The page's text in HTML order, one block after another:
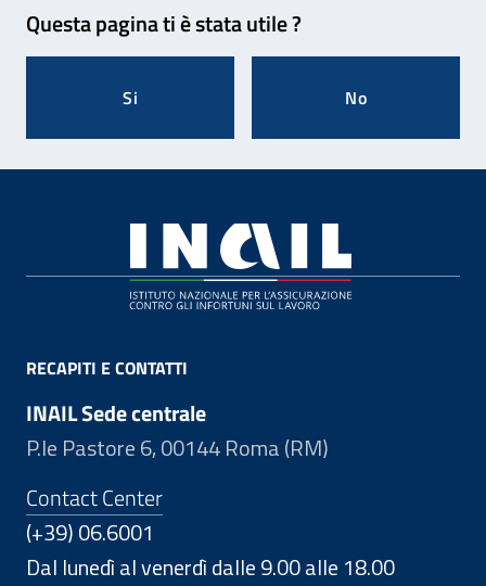
Questa pagina ti è stata utile ?
Si No
RECAPITI E CONTATTI
INAIL Sede centrale
P.le Pastore 6, 00144 Roma (RM)
Contact Center
(+39) 06.6001
Dal lunedì al venerdì dalle 9.00 alle 18.00